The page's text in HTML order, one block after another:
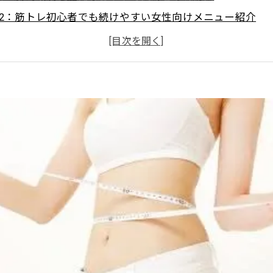
：筋トレ初心者でも続けやすい女性向けメニュー紹介
3：腸活と筋トレを組み合わせた理想のボディメイク方法
見！トレーナー推奨の腸活×ダイエット筋トレメニュー
✨食べながらキレイに絞る！Light Body Gymの本気ボディ